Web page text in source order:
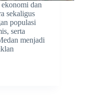
dan
sekaligus
populasi
serta
menjadi